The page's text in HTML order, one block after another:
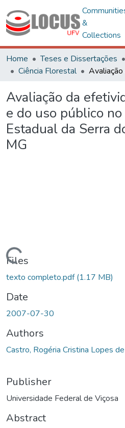
&
Collections
Home Teses e Dissertações
Ciência Florestal
Avaliação da
e do uso público no
Estadual da Serra
MG
Files
texto completo.pdf(1.17 MB)
Date
2007-07-30
Authors
Castro, Rogéria Cristina Lopes de
Publisher
Universidade Federal de Viçosa
Abstract